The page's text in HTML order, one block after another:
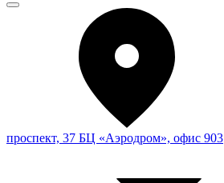
проспект, 37 БЦ «Аэродром», офис 903